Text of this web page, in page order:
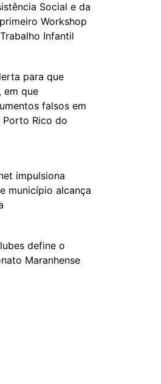
Social e da
Workshop
Infantil
para que
em que
falsos em
Rico do
impulsiona
município alcança
define o
Maranhense